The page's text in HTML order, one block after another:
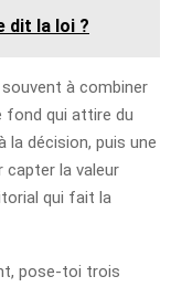
dit la loi ?
à combiner
fond qui attire du
la décision, puis une
la valeur
qui fait la
pose-toi trois